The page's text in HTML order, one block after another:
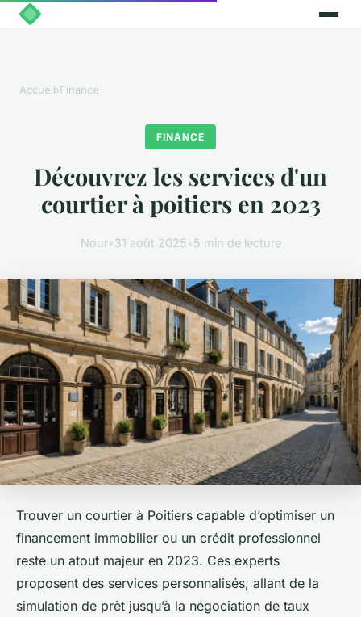
Accueil›Finance
FINANCE
Découvrez les services d'un
courtier à poitiers en 2023
Nour• 31 août 2025 5 min de lecture
Trouver un courtier à Poitiers capable d’optimiser un
financement immobilier ou un crédit professionnel
reste un atout majeur en 2023. Ces experts
proposent des services personnalisés, allant de la
simulation de prêt jusqu’à la négociation de taux